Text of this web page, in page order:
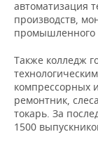
автоматизация
производств,
промышленного
Также колледж
компрессорных
ремонтник,
токарь. За
1500